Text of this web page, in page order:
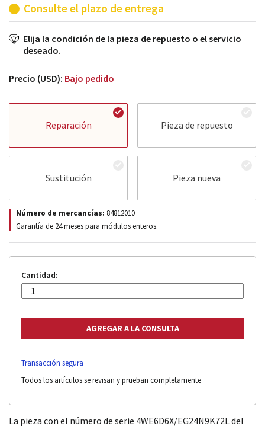
Consulte el plazo de entrega
Elija la condición de la pieza de repuesto o el servicio
deseado.
Precio (USD): Bajo pedido
Reparación Pieza de repuesto
Sustitución Pieza nueva
Número de mercancías: 84812010
Garantía de 24 meses para módulos enteros.
Cantidad:
Transacción segura
Todos los artículos se revisan y prueban completamente
La pieza con el número de serie 4WE6D6X/EG24N9K72L del